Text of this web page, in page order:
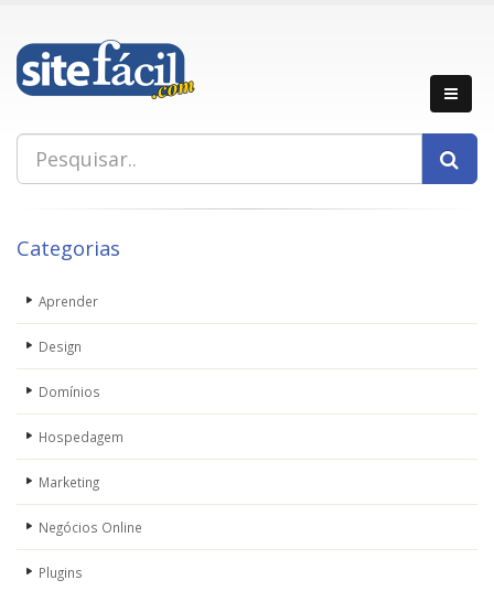
Categorias
Aprender
Design
Domínios
Hospedagem
Marketing
Negócios Online
Plugins